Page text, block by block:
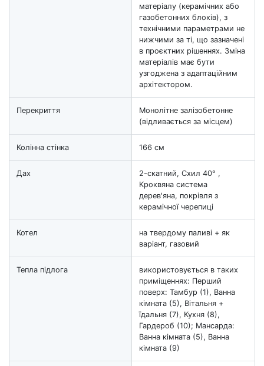
матеріалу (керамічних або
газобетонних блоків), з
технічними параметрами не
нижчими за ті, що зазначені
в проєктних рішеннях. Зміна
матеріалів має бути
узгоджена з адаптаційним
архітектором.
Перекриття
Монолітне залізобетонне
(відливається за місцем)
Колінна стінка 166 см
Дах
2-скатний, Схил 40° ,
Кроквяна система
дерев'яна, покрівля з
керамічної черепиці
Котел
на твердому паливі + як
варіант, газовий
Тепла підлога
використовується в таких
приміщеннях: Перший
поверх: Тамбур (1), Ванна
кімната (5), Вітальня +
їдальня (7), Кухня (8),
Гардероб (10); Мансарда:
Ванна кімната (5), Ванна
кімната (9)